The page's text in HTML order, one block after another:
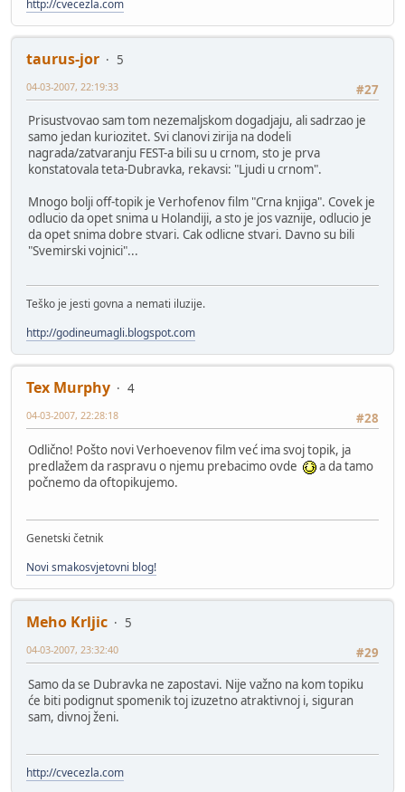
http://cvecezla.com
taurus-jor
5
#27
04-03-2007, 22:19:33
Prisustvovao sam tom nezemaljskom dogadjaju, ali sadrzao je
samo jedan kuriozitet. Svi clanovi zirija na dodeli
nagrada/zatvaranju FEST-a bili su u crnom, sto je prva
konstatovala teta-Dubravka, rekavsi: "Ljudi u crnom".
Mnogo bolji off-topik je Verhofenov film "Crna knjiga". Covek je
odlucio da opet snima u Holandiji, a sto je jos vaznije, odlucio je
da opet snima dobre stvari. Cak odlicne stvari. Davno su bili
"Svemirski vojnici"...
Teško je jesti govna a nemati iluzije.
http://godineumagli.blogspot.com
Tex Murphy
4
#28
04-03-2007, 22:28:18
Odlično! Pošto novi Verhoevenov film već ima svoj topik, ja
predlažem da raspravu o njemu prebacimo ovde
a da tamo
počnemo da oftopikujemo.
Genetski četnik
Novi smakosvjetovni blog!
Meho Krljic
5
#29
04-03-2007, 23:32:40
Samo da se Dubravka ne zapostavi. Nije važno na kom topiku
će biti podignut spomenik toj izuzetno atraktivnoj i, siguran
sam, divnoj ženi.
http://cvecezla.com